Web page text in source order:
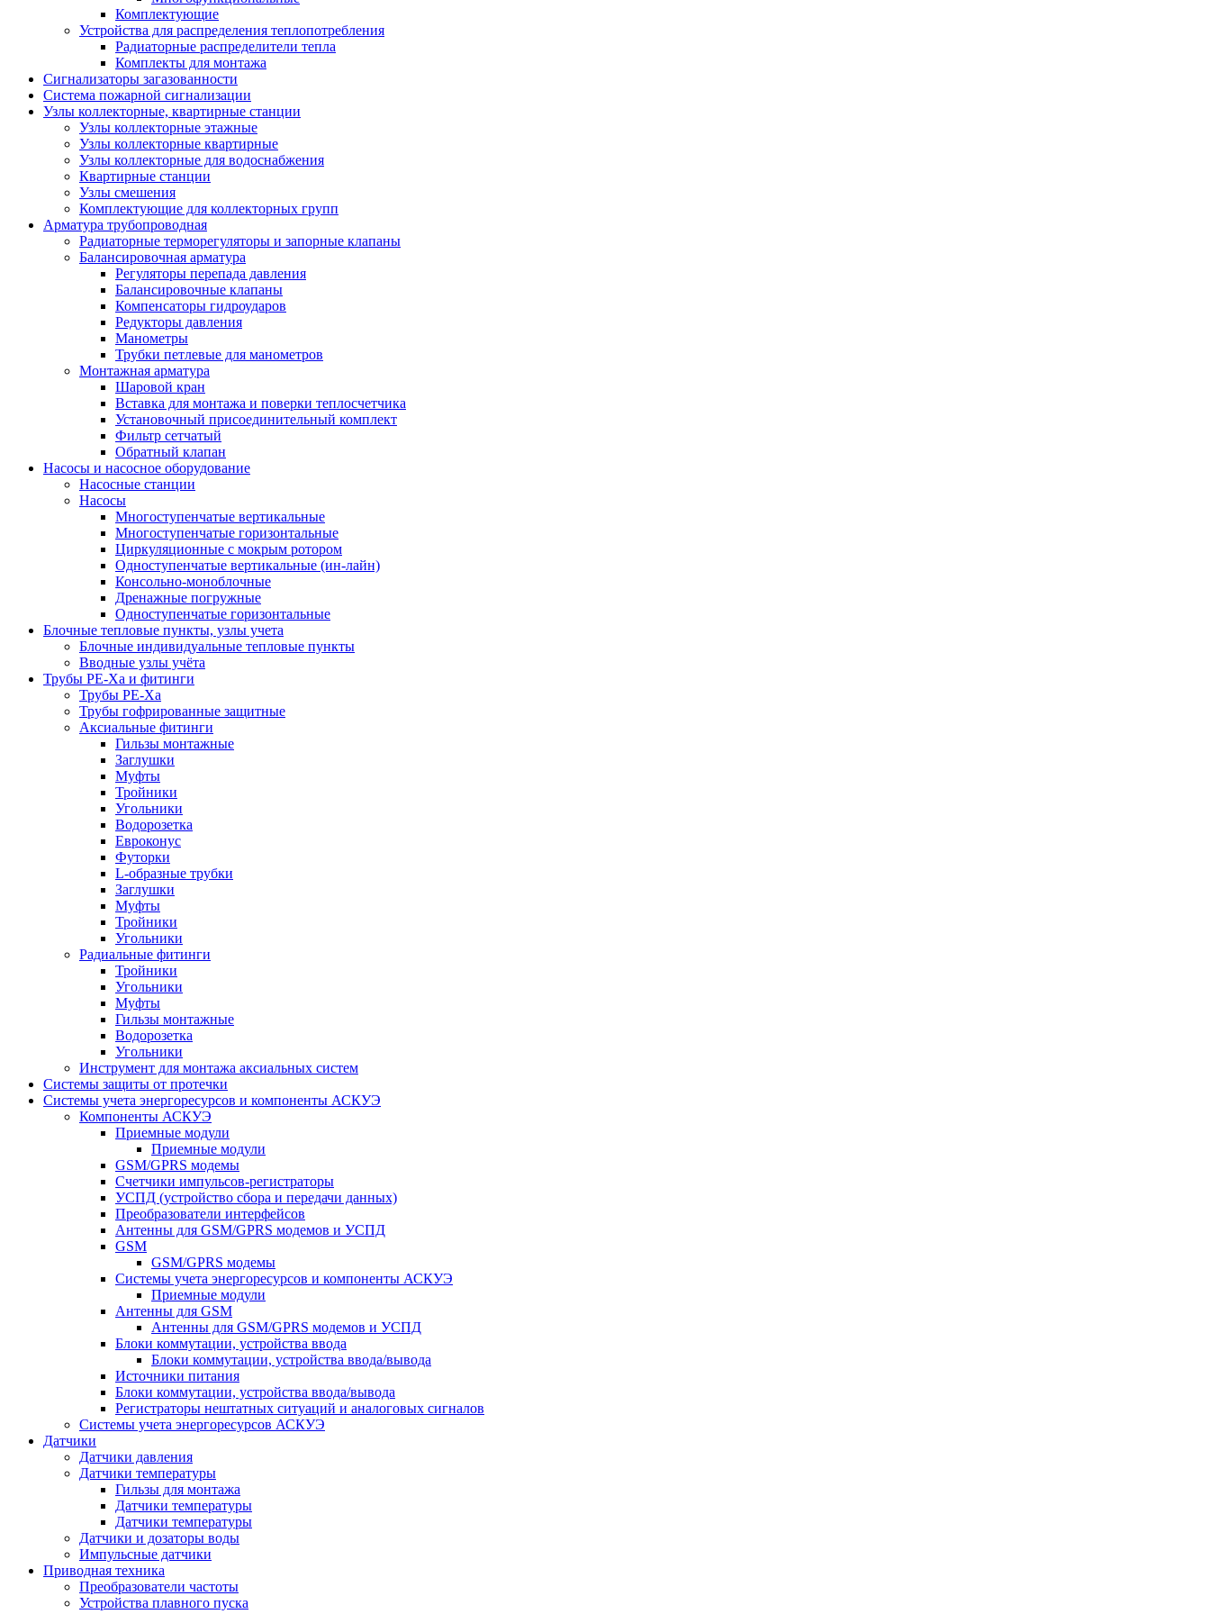
Комплектующие
Устройства для распределения теплопотребления
Радиаторные распределители тепла
Комплекты для монтажа
Сигнализаторы загазованности
Система пожарной сигнализации
Узлы коллекторные, квартирные станции
Узлы коллекторные этажные
Узлы коллекторные квартирные
Узлы коллекторные для водоснабжения
Квартирные станции
Узлы смешения
Комплектующие для коллекторных групп
Арматура трубопроводная
Радиаторные терморегуляторы и запорные клапаны
Балансировочная арматура
Регуляторы перепада давления
Балансировочные клапаны
Компенсаторы гидроударов
Редукторы давления
Манометры
Трубки петлевые для манометров
Монтажная арматура
Шаровой кран
Вставка для монтажа и поверки теплосчетчика
Установочный присоединительный комплект
Фильтр сетчатый
Обратный клапан
Насосы и насосное оборудование
Насосные станции
Насосы
Многоступенчатые вертикальные
Многоступенчатые горизонтальные
Циркуляционные с мокрым ротором
Одноступенчатые вертикальные (ин-лайн)
Консольно-моноблочные
Дренажные погружные
Одноступенчатые горизонтальные
Блочные тепловые пункты, узлы учета
Блочные индивидуальные тепловые пункты
Вводные узлы учёта
Трубы РЕ-Ха и фитинги
Трубы РЕ-Ха
Трубы гофрированные защитные
Аксиальные фитинги
Гильзы монтажные
Заглушки
Муфты
Тройники
Угольники
Водорозетка
Евроконус
Футорки
L-образные трубки
Заглушки
Муфты
Тройники
Угольники
Радиальные фитинги
Тройники
Угольники
Муфты
Гильзы монтажные
Водорозетка
Угольники
Инструмент для монтажа аксиальных систем
Системы защиты от протечки
Системы учета энергоресурсов и компоненты АСКУЭ
Компоненты АСКУЭ
Приемные модули
Приемные модули
GSM/GPRS модемы
Счетчики импульсов-регистраторы
УСПД (устройство сбора и передачи данных)
Преобразователи интерфейсов
Антенны для GSM/GPRS модемов и УСПД
GSM
GSM/GPRS модемы
Системы учета энергоресурсов и компоненты АСКУЭ
Приемные модули
Антенны для GSM
Антенны для GSM/GPRS модемов и УСПД
Блоки коммутации, устройства ввода
Блоки коммутации, устройства ввода/вывода
Источники питания
Блоки коммутации, устройства ввода/вывода
Регистраторы нештатных ситуаций и аналоговых сигналов
Системы учета энергоресурсов АСКУЭ
Датчики
Датчики давления
Датчики температуры
Гильзы для монтажа
Датчики температуры
Датчики температуры
Датчики и дозаторы воды
Импульсные датчики
Приводная техника
Преобразователи частоты
Устройства плавного пуска